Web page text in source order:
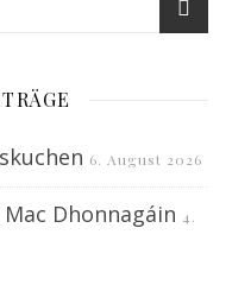
6. August 2026
Dhonnagáin 4.